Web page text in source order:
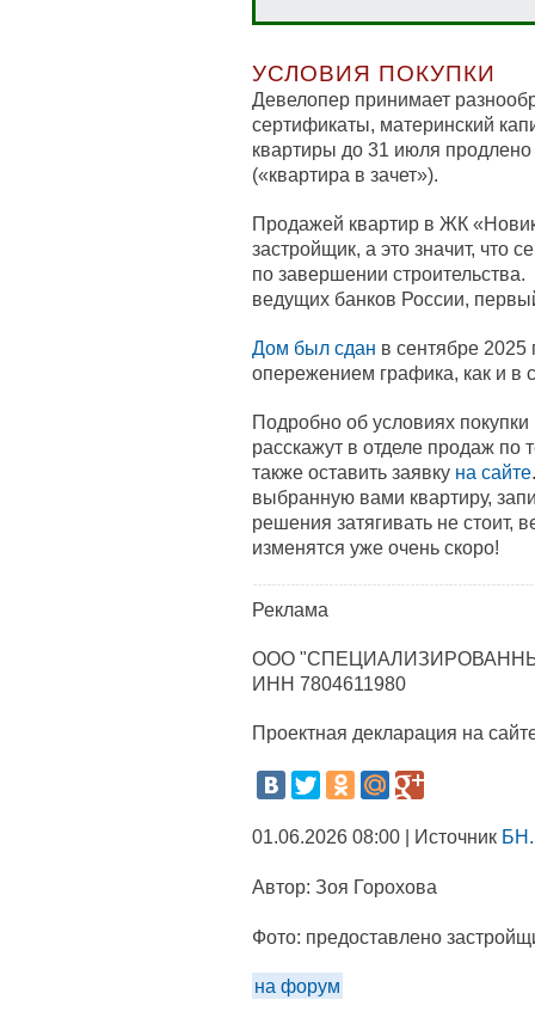
УСЛОВИЯ ПОКУПКИ
Девелопер принимает
сертификаты, материнский
квартиры до 31 июля
(«квартира в зачет»).
Продажей квартир в ЖК
застройщик, а это значит, что
по завершении
ведущих банков России,
Дом был сдан в сентябре 2025
опережением графика, как и в
Подробно об условиях
расскажут в отделе продаж
также оставить заявку на сайте
выбранную вами квартиру,
решения затягивать не стоит,
изменятся уже очень скоро!
Реклама
ООО
ИНН 7804611980
Проектная декларация на
01.06.2026 08:00 | Источник
Автор: Зоя Горохова
Фото: предоставлено
на форум